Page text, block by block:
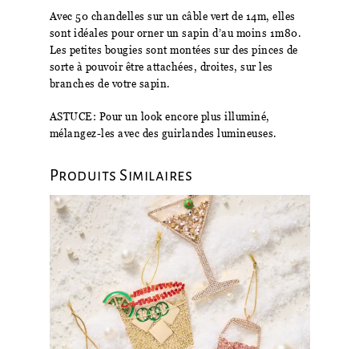
Avec 50 chandelles sur un câble vert de 14m, elles
sont idéales pour orner un sapin d’au moins 1m80.
Les petites bougies sont montées sur des pinces de
sorte à pouvoir être attachées, droites, sur les
branches de votre sapin.
ASTUCE: Pour un look encore plus illuminé,
mélangez-les avec des guirlandes lumineuses.
Produits Similaires